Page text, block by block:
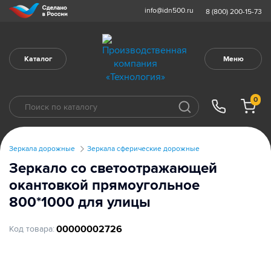
info@idn500.ru 8 (800) 200-15-73
Каталог Меню
0
Зеркала дорожные Зеркала сферические дорожные
Зеркало со светоотражающей
окантовкой прямоугольное
800*1000 для улицы
Код товара: 00000002726